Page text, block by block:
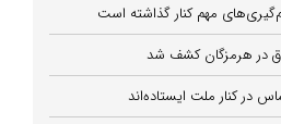
مهم کنار گذاشته است
در کنار ملت ایستاده‌اند